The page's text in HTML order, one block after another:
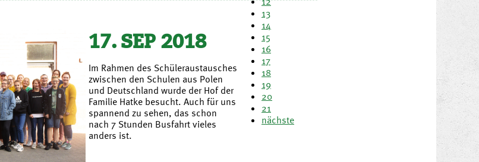
13
14
15
16
17
18
19
20
21
nächste
17. SEP 2018
Im Rahmen des Schüleraustausches
zwischen den Schulen aus Polen
und Deutschland wurde der Hof der
Familie Hatke besucht. Auch für uns
spannend zu sehen, das schon
nach 7 Stunden Busfahrt vieles
anders ist.